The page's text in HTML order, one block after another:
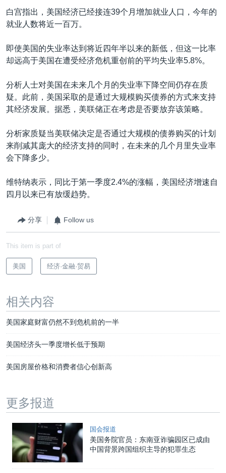
GEN Z 看美国
白宫指出，美国经济已经接连39个月增加就业人口，今年的
就业人数将近一百万。
即使美国的失业率达到将近四年半以来的新低，但这一比率
却远高于美国在遭受经济危机重创前的平均失业率5.8%。
分析人士对美国在未来几个月的失业率下降空间仍存在质
疑。此前，美国采取的是通过大规模购买债券的方式来支持
其经济发展。据悉，美联储正在考虑是否要放弃该策略。
分析家质疑当美联储决定是否通过大规模的债券购买的计划
来削减其庞大的经济支持的同时，在未来的几个月里失业率
会下降多少。
维特纳表示，同比于第一季度2.4%的涨幅，美国经济增速自
四月以来已有放缓趋势。
分享 Follow us
This item is part of
美国 经济·金融·贸易
相关内容
美国家庭财富仍然不到危机前的一半
美国经济头一季度增长低于预期
美国房屋价格和消费者信心创新高
更多报道
国会报道
美国务院官员：东南亚诈骗园区已成由
中国背景跨国组织主导的犯罪生态